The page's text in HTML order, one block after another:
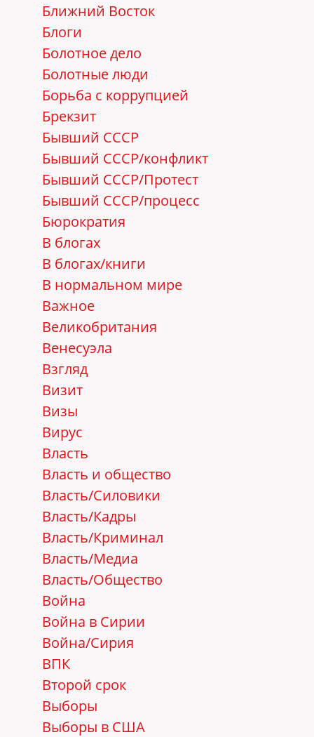
Ближний Восток
Блоги
Болотное дело
Болотные люди
Борьба с коррупцией
Брекзит
Бывший СССР
Бывший СССР/конфликт
Бывший СССР/Протест
Бывший СССР/процесс
Бюрократия
В блогах
В блогах/книги
В нормальном мире
Важное
Великобритания
Венесуэла
Взгляд
Визит
Визы
Вирус
Власть
Власть и общество
Власть/Cиловики
Власть/Кадры
Власть/Криминал
Власть/Медиа
Власть/Общество
Война
Война в Сирии
Война/Сирия
ВПК
Второй срок
Выборы
Выборы в США